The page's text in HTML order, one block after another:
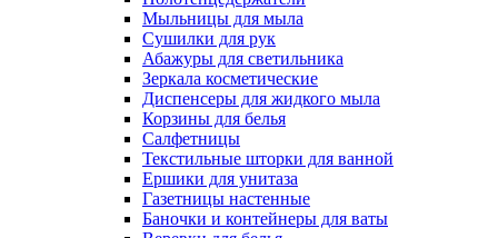
Мыльницы для мыла
Сушилки для рук
Абажуры для светильника
Зеркала косметические
Диспенсеры для жидкого мыла
Корзины для белья
Салфетницы
Текстильные шторки для ванной
Ершики для унитаза
Газетницы настенные
Баночки и контейнеры для ваты